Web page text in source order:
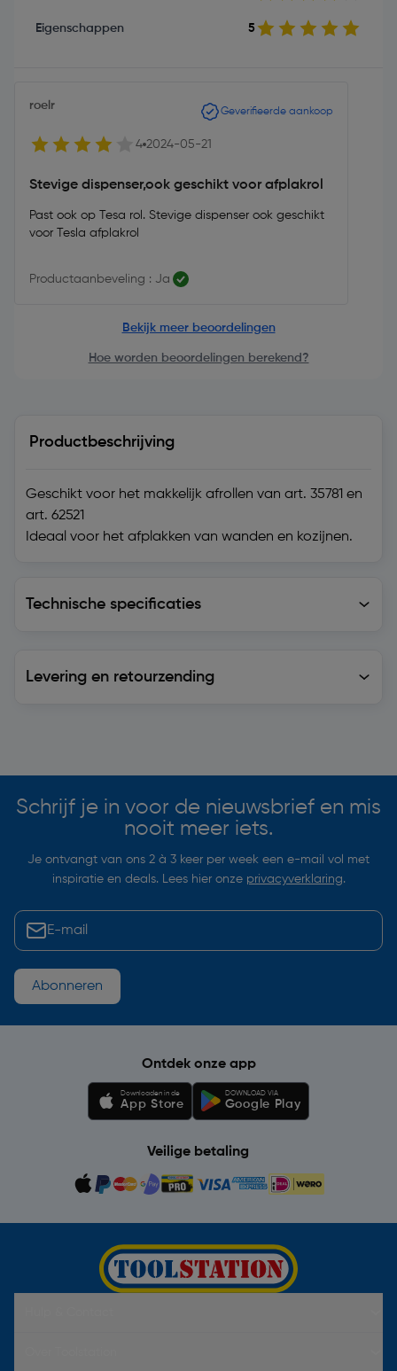
Eigenschappen 5
roelr Geverifieerde aankoop
4 2024-05-21
Stevige dispenser,ook geschikt voor afplakrol
Past ook op Tesa rol. Stevige dispenser ook geschikt
voor Tesla afplakrol
Productaanbeveling : Ja
Bekijk meer beoordelingen
Hoe worden beoordelingen berekend?
Productbeschrijving
Geschikt voor het makkelijk afrollen van art. 35781 en
art. 62521
Ideaal voor het afplakken van wanden en kozijnen.
Technische specificaties
Levering en retourzending
Schrijf je in voor de nieuwsbrief en mis
nooit meer iets.
Je ontvangt van ons 2 à 3 keer per week een e-mail vol met
inspiratie en deals. Lees hier onze privacyverklaring.
Abonneren
Ontdek onze app
Downloaden in de
App Store
DOWNLOAD VIA
Google Play
Veilige betaling